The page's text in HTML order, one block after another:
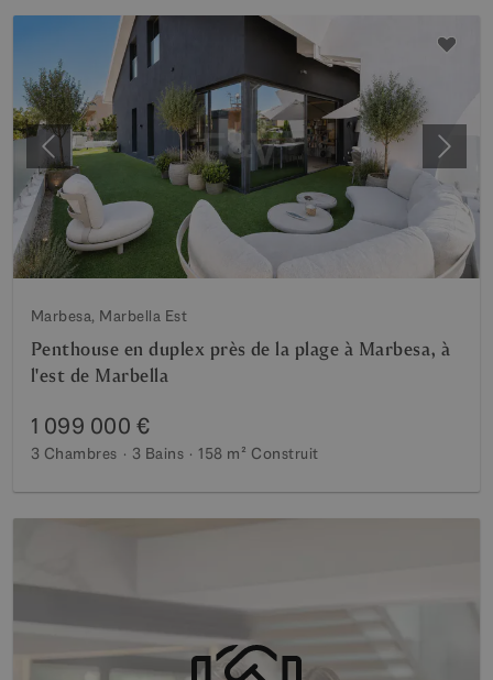
Précédent
Marbesa, Marbella Est
Penthouse en duplex près de la plage à Marbesa, à
l'est de Marbella
1 099 000 €
3 Chambres 3 Bains 158 m² Construit